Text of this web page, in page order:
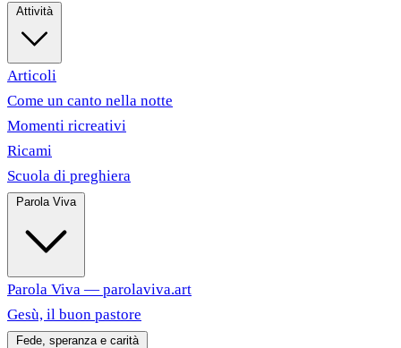
Attività
Articoli
Come un canto nella notte
Momenti ricreativi
Ricami
Scuola di preghiera
Parola Viva
Parola Viva — parolaviva.art
Gesù, il buon pastore
Fede, speranza e carità